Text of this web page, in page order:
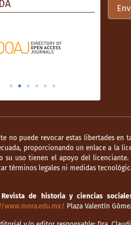
no puede revocar estas libertades
proporcionando un enlace a la
su uso tienen el apoyo del licenciante.
términos legales ni medidas
de historia y ciencias
www.mora.edu.mx/ Plaza Valentín